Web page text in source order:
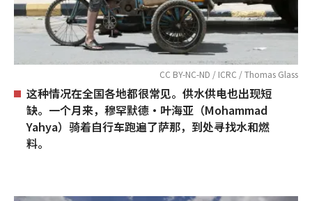
CC BY-NC-ND / ICRC / Thomas Glass
这种情况在全国各地都很常见。供水供电也出现短
缺。一个月来，穆罕默德•叶海亚（Mohammad
Yahya）骑着自行车跑遍了萨那，到处寻找水和燃
料。